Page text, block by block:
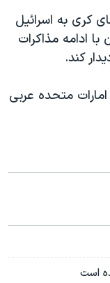
کری به اسرائیل
ادامه مذاکرات
کند.
متحده عربی
است